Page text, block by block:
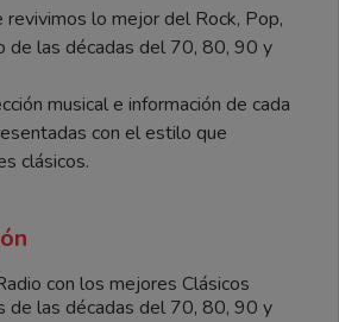
revivimos lo mejor del Rock, Pop,
de las décadas del 70, 80, 90 y
musical e información de cada
con el estilo que
clásicos.
con los mejores Clásicos
de las décadas del 70, 80, 90 y